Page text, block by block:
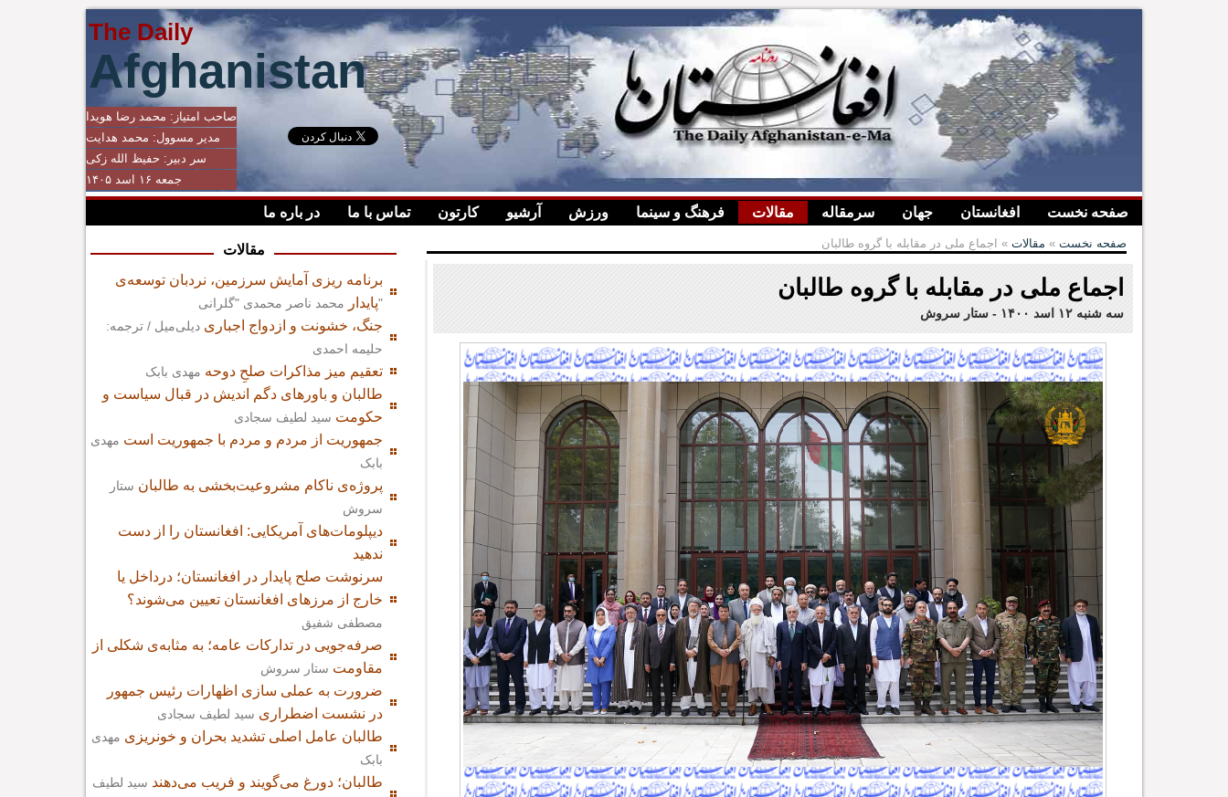
The Daily
Afghanistan
صاحب امتیاز: محمد رضا هویدا
مدیر مسوول: محمد هدایت
سر دبیر: حفیظ الله زکی
جمعه ۱۶ اسد ۱۴۰۵
صفحه نخست افغانستان جهان سرمقاله مقالات فرهنگ و سینما ورزش آرشیو کارتون تماس با ما در باره ما
صفحه نخست » مقالات » اجماع ملی در مقابله با گروه طالبان
اجماع ملی در مقابله با گروه طالبان
سه شنبه ۱۲ اسد ۱۴۰۰ -ستار سروش
مقالات
برنامه ریزی آمایش سرزمین، نردبان توسعه‌ی
پایدارمحمد ناصر محمدی "گلرانی"
جنگ، خشونت و ازدواج اجباری دیلی‌میل / ترجمه:
حلیمه احمدی
تعقیم میز مذاکرات صلحِ دوحه مهدی بابک
طالبان و باورهای دگم اندیش در قبال سیاست و
حکومت سید لطیف سجادی
جمهوریت از مردم و مردم با جمهوریت است مهدی
بابک
پروژه‌ی ناکام مشروعیت‌بخشی به طالبان ستار
سروش
دیپلومات‌های آمریکایی: افغانستان را از دست
ندهید
سرنوشت صلح پایدار در افغانستان؛ درداخل یا
خارج از مرزهای افغانستان تعیین می‌شوند؟
مصطفی شفیق
صرفه‌جویی در تدارکات عامه؛ به مثابه‌ی شکلی از
مقاومت ستار سروش
ضرورت به عملی سازی اظهارات رئیس جمهور
در نشست اضطراری سید لطیف سجادی
طالبان عامل اصلی تشدید بحران و خونریزی مهدی
بابک
طالبان؛ دورغ می‌گویند و فریب می‌دهند سید لطیف